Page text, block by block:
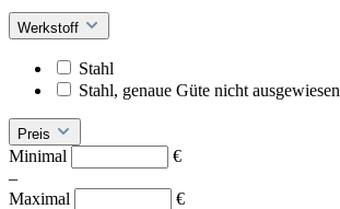
Werkstoff
Stahl
Stahl, genaue Güte nicht ausgewiesen
Preis
Minimal
€
–
Maximal
€